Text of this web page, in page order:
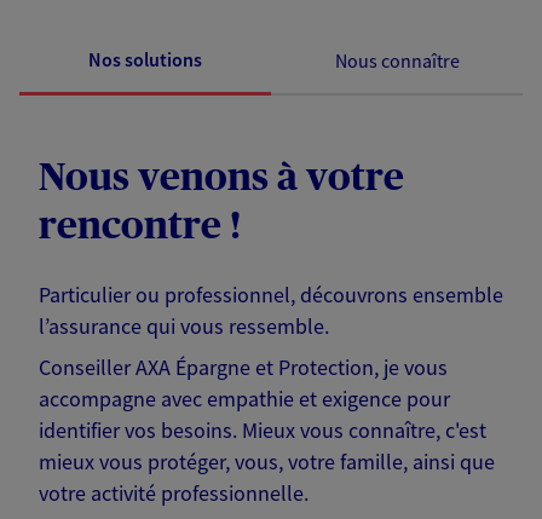
Nos solutions Nous connaître
Nous venons à votre
rencontre !
Particulier ou professionnel, découvrons ensemble
l’assurance qui vous ressemble.
Conseiller AXA Épargne et Protection, je vous
accompagne avec empathie et exigence pour
identifier vos besoins. Mieux vous connaître, c'est
mieux vous protéger, vous, votre famille, ainsi que
votre activité professionnelle.